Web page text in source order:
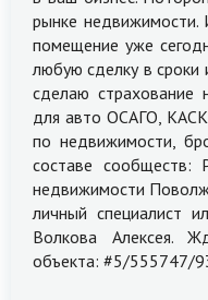
рынке недвижимости.
помещение уже
любую сделку в сроки
сделаю страхование
для авто ОСАГО,
по недвижимости,
составе сообществ:
недвижимости
личный специалист
Волкова Алексея.
объекта: #5/555747/